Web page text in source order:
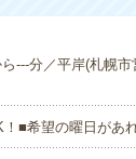
---分／平岸(札幌
■希望の曜日があ